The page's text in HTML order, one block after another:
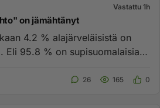
Vastattu 1h
on jämähtänyt
4.2 % alajärveläisistä on
Eli 95.8 % on supisuomalaisia,
26 165 0